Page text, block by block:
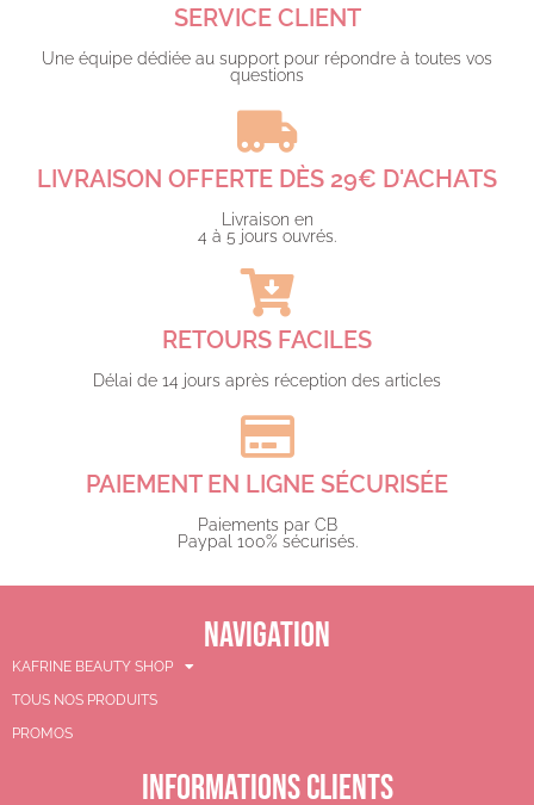
SERVICE CLIENT
Une équipe dédiée au support pour répondre à toutes vos
questions​
LIVRAISON OFFERTE DÈS 29€ D'ACHATS​
Livraison en
4 à 5 jours ouvrés.​
RETOURS FACILES
Délai de 14 jours après réception des articles
PAIEMENT EN LIGNE SÉCURISÉE
Paiements par CB
Paypal 100% sécurisés.​
NAVIGATION
KAFRINE BEAUTY SHOP
TOUS NOS PRODUITS
PROMOS
INFORMATIONS CLIENTS